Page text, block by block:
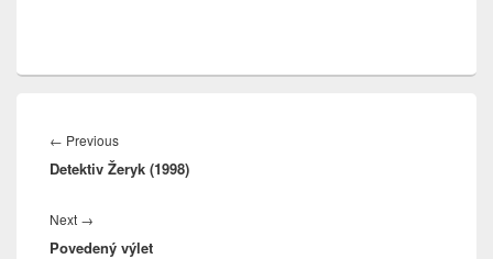
pro
příspěvek
← PreviousPrevious
post:
Detektiv Žeryk (1998)
Next →
post:
Povedený výlet